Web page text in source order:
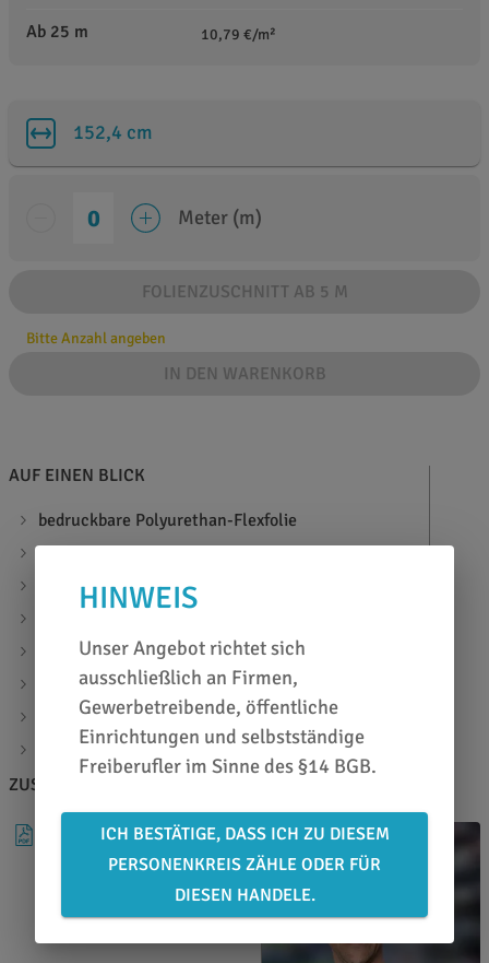
Ab 25 m 10,79 €/m²
152,4 cm
Meter (m)
FOLIENZUSCHNITT AB 5 M
Bitte Anzahl angeben
IN DEN WARENKORB
AUF EINEN BLICK
bedruckbare Polyurethan-Flexfolie
sehr gute Verarbeitungseigenschaften
Übertragungsmaterial: Poli-Tack 854 & 870
Materialstärke: 80µ
Trägermaterial: PET - transp. nicht rückklebend
Verarbeitung: 160°C - 15 Sekunden, mittlerer Druck
ZUSATZINFOS
DATENBLATT
HINWEIS
Unser Angebot richtet sich
ausschließlich an Firmen,
Gewerbetreibende, öffentliche
Einrichtungen und selbstständige
Freiberufler im Sinne des §14 BGB.
ICH BESTÄTIGE, DASS ICH ZU DIESEM
PERSONENKREIS ZÄHLE ODER FÜR
DIESEN HANDELE.